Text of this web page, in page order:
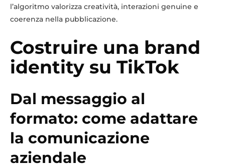
l’algoritmo valorizza creatività, interazioni genuine e
coerenza nella pubblicazione.
Costruire una brand
identity su TikTok
Dal messaggio al
formato: come adattare
la comunicazione
aziendale